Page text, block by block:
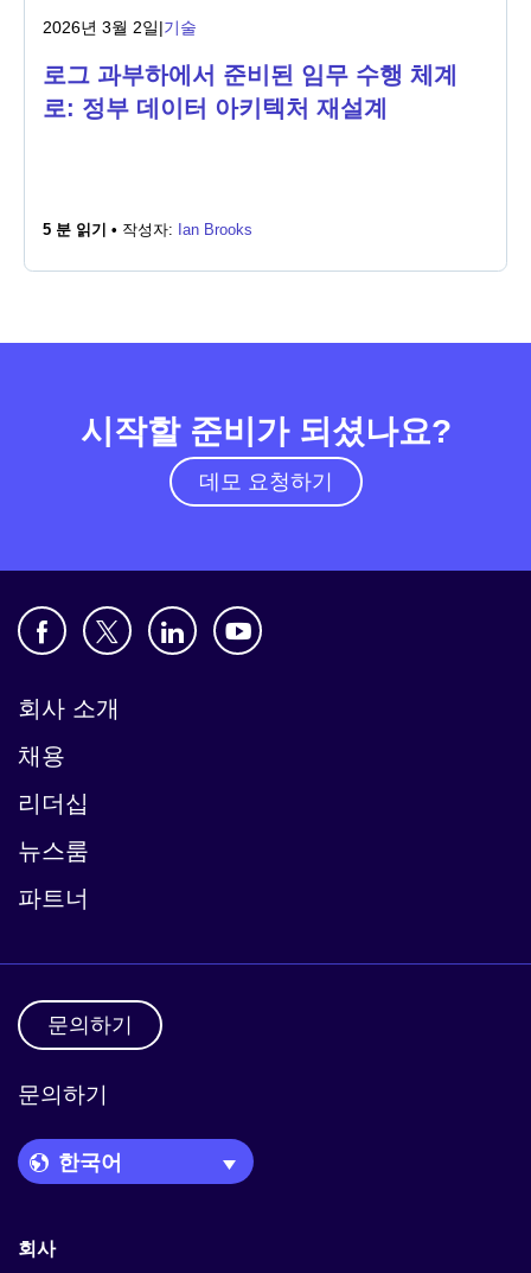
2026년 3월 2일|기술
로그 과부하에서 준비된 임무 수행 체계
로: 정부 데이터 아키텍처 재설계
5 분 읽기 • 작성자: Ian Brooks
시작할 준비가 되셨나요?
데모 요청하기
회사 소개
채용
리더십
뉴스룸
파트너
문의하기
문의하기
Language Picker
회사